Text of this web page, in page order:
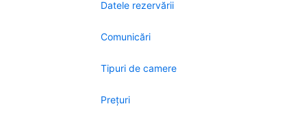
Datele rezervării
Comunicări
Tipuri de camere
Preţuri